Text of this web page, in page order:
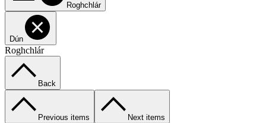
Roghchlár
Dún
Roghchlár
Back
Previous items Next items